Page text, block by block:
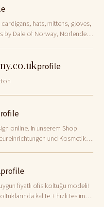
hats, mittens, gloves,
by Dale of Norway, Norlender,
profile
online. In unserem Shop
und Kosmetik-
profile
fiyatlı ofis koltuğu modeli!
kalite + hızlı teslimat